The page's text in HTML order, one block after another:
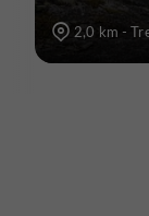
2,0 km -